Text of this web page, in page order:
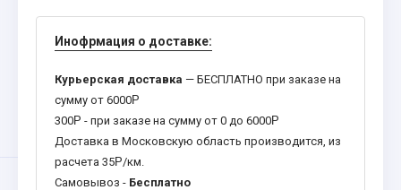
Инофрмация о доставке:
Курьерская доставка — БЕСПЛАТНО при заказе на
сумму от 6000Р
300Р - при заказе на сумму от 0 до 6000Р
Доставка в Московскую область производится, из
расчета 35Р/км.
Самовывоз - Бесплатно